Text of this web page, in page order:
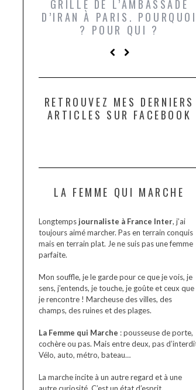
CHAMPIGNONS ET AUX
LARDONS DANS LA HALLE
DE DAX. ET POURQUOI PAS
RETROUVEZ MES DERNIERS
ARTICLES SUR FACEBOOK
LA FEMME QUI MARCHE
Longtempsjournaliste à France Inter, j’ai
toujours aimé marcher. Pas en terrain conquis
mais en terrain plat. Je ne suis pas une femme
Mon souffle, je le garde pour ce que je vois, je
sens, j’entends, je touche, je goûte et ceux que
je rencontre ! Marcheuse des villes, des
La Femme qui Marche: pousseuse de porte,
cochère ou pas. Mais entre deux, pas d’interdit.
La marche incite à un autre regard et à une